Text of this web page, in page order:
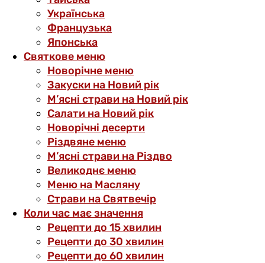
Українська
Французька
Японська
Святкове меню
Новорічне меню
Закуски на Новий рік
М’ясні страви на Новий рік
Салати на Новий рік
Новорічні десерти
Різдвяне меню
М’ясні страви на Різдво
Великоднє меню
Меню на Масляну
Страви на Святвечір
Коли час має значення
Рецепти до 15 хвилин
Рецепти до 30 хвилин
Рецепти до 60 хвилин